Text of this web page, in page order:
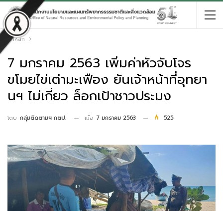
หน้าหลัก
7 มกราคม 2563 เพิ่มค่าหัวจับโจร
ขโมยไข่เต่ามะเฟือง ยันเจ้าหน้าที่อุทยา
นฯ ไม่เกี่ยว ล็อกเป้าชาวประมง
โดย กลุ่มติดตามฯ กตป. เมื่อ 7 มกราคม 2563 525